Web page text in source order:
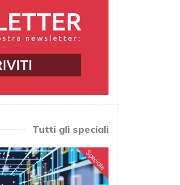
Tutti gli speciali
Speciale